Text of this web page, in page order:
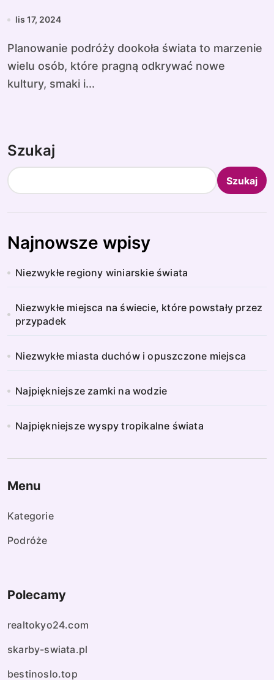
lis 17, 2024
Planowanie podróży dookoła świata to marzenie
wielu osób, które pragną odkrywać nowe
kultury, smaki i...
Szukaj
Szukaj
Najnowsze wpisy
Niezwykłe regiony winiarskie świata
Niezwykłe miejsca na świecie, które powstały przez
przypadek
Niezwykłe miasta duchów i opuszczone miejsca
Najpiękniejsze zamki na wodzie
Najpiękniejsze wyspy tropikalne świata
Menu
Kategorie
Podróże
Polecamy
realtokyo24.com
skarby-swiata.pl
bestinoslo.top